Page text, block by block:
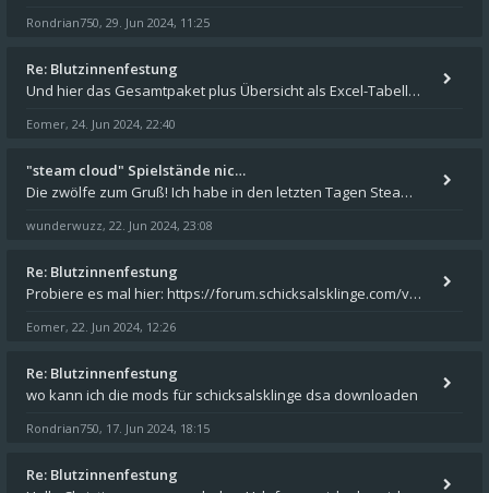
Rondrian750, 29. Jun 2024, 11:25
Re: Blutzinnenfestung
Und hier das Gesamtpaket plus Übersicht als Excel-Tabelle: https://forum.schicksalsklinge.com/viewtopic.php?f=239&t=156
Eomer, 24. Jun 2024, 22:40
"steam cloud" Spielstände nic…
Die zwölfe zum Gruß! Ich habe in den letzten Tagen Steam auf meinem Desktop PC mit Windows 11 installiert und über Steam
wunderwuzz, 22. Jun 2024, 23:08
Re: Blutzinnenfestung
Probiere es mal hier: https://forum.schicksalsklinge.com/viewtopic.php?f=239&t=15661
Eomer, 22. Jun 2024, 12:26
Re: Blutzinnenfestung
wo kann ich die mods für schicksalsklinge dsa downloaden
Rondrian750, 17. Jun 2024, 18:15
Re: Blutzinnenfestung